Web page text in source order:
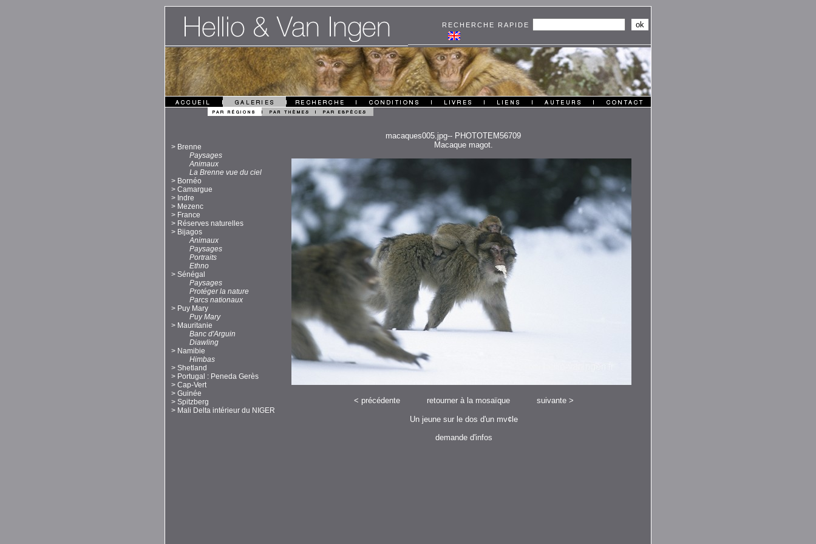
RECHERCHE RAPIDE
macaques005.jpg-- PHOTOTEM56709
> Brenne
Paysages
Animaux
La Brenne vue du ciel
> Bornéo
> Camargue
> Indre
> Mezenc
> France
> Réserves naturelles
> Bijagos
Animaux
Paysages
Portraits
Ethno
> Sénégal
Paysages
Protéger la nature
Parcs nationaux
> Puy Mary
Puy Mary
> Mauritanie
Banc d'Arguin
Diawling
> Namibie
Himbas
> Shetland
> Portugal : Peneda Gerès
> Cap-Vert
> Guinée
> Spitzberg
> Mali Delta intérieur du NIGER
Macaque magot.
< précédente retourner à la mosaïque suivante>
Un jeune sur le dos d'un mv¢le
demande d'infos